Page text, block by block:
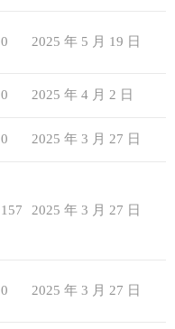
0 2025 年 5 月 19 日
0 2025 年 4 月 2 日
0 2025 年 3 月 27 日
157 2025 年 3 月 27 日
0 2025 年 3 月 27 日